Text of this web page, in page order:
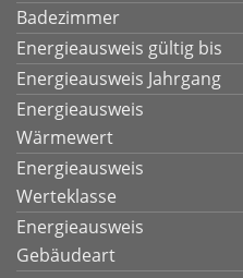
Badezimmer
Energieausweis gültig bis
Energieausweis Jahrgang
Energieausweis
Wärmewert
Energieausweis
Werteklasse
Energieausweis
Gebäudeart